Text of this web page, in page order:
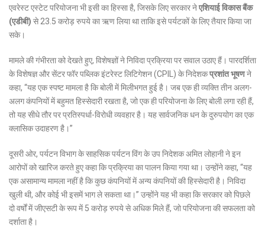
एवरेस्ट एस्टेट परियोजना भी इसी का हिस्सा है, जिसके लिए सरकार नेएशियाई विकास बैंक
(एडीबी) से 23.5 करोड़ रुपये का ऋण लिया था ताकि इसे पर्यटकों के लिए तैयार किया जा
सके।
मामले की गंभीरता को देखते हुए, विशेषज्ञों ने निविदा प्रक्रिया पर सवाल उठाए हैं। पारदर्शिता
के विशेषज्ञ और सेंटर फॉर पब्लिक इंटरेस्ट लिटिगेशन (CPIL) के निदेशकप्रशांत भूषणने
कहा, “यह एक स्पष्ट मामला है कि बोली में मिलीभगत हुई है। जब एक ही व्यक्ति तीन अलग-
अलग कंपनियों में बहुमत हिस्सेदारी रखता है, जो एक ही परियोजना के लिए बोली लगा रही हैं,
तो यह सीधे तौर पर प्रतिस्पर्धा-विरोधी व्यवहार है। यह सार्वजनिक धन के दुरुपयोग का एक
क्लासिक उदाहरण है।”
दूसरी ओर, पर्यटन विभाग के साहसिक पर्यटन विंग के उप निदेशक अमित लोहानी ने इन
आरोपों को खारिज करते हुए कहा कि प्रक्रिया का पालन किया गया था। उन्होंने कहा, “यह
एक असामान्य मामला नहीं है कि कुछ कंपनियों में अन्य कंपनियों की हिस्सेदारी है। निविदा
खुली थी, और कोई भी इसमें भाग ले सकता था।” उन्होंने यह भी कहा कि सरकार को पिछले
दो वर्षों में जीएसटी के रूप में 5 करोड़ रुपये से अधिक मिले हैं, जो परियोजना की सफलता को
दर्शाता है।